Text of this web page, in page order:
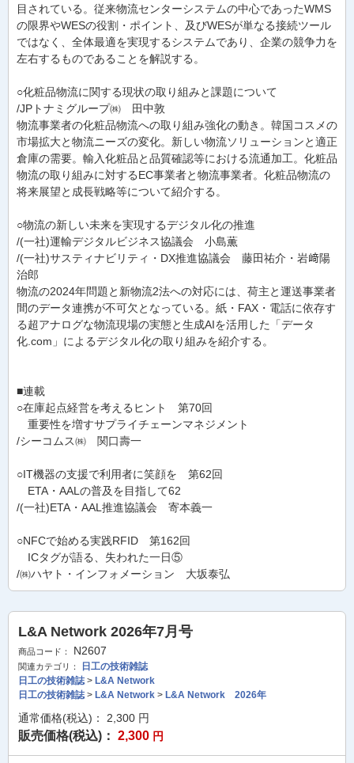
目されている。従来物流センターシステムの中心であったWMS
の限界やWESの役割・ポイント、及びWESが単なる接続ツール
ではなく、全体最適を実現するシステムであり、企業の競争力を
左右するものであることを解説する。
○化粧品物流に関する現状の取り組みと課題について
/JPトナミグループ㈱ 田中敦
物流事業者の化粧品物流への取り組み強化の動き。韓国コスメの
市場拡大と物流ニーズの変化。新しい物流ソリューションと適正
倉庫の需要。輸入化粧品と品質確認等における流通加工。化粧品
物流の取り組みに対するEC事業者と物流事業者。化粧品物流の
将来展望と成長戦略等について紹介する。
○物流の新しい未来を実現するデジタル化の推進
/(一社)運輸デジタルビジネス協議会 小島薫
/(一社)サスティナビリティ・DX推進協議会 藤田祐介・岩﨑陽
治郎
物流の2024年問題と新物流2法への対応には、荷主と運送事業者
間のデータ連携が不可欠となっている。紙・FAX・電話に依存す
る超アナログな物流現場の実態と生成AIを活用した「データ
化.com」によるデジタル化の取り組みを紹介する。
■連載
○在庫起点経営を考えるヒント 第70回
重要性を増すサプライチェーンマネジメント
/シーコムス㈱ 関口壽一
○IT機器の支援で利用者に笑顔を 第62回
ETA・AALの普及を目指して62
/(一社)ETA・AAL推進協議会 寄本義一
○NFCで始める実践RFID 第162回
ICタグが語る、失われた一日⑤
/㈱ハヤト・インフォメーション 大坂泰弘
L&A Network 2026年7月号
商品コード： N2607
関連カテゴリ：
日工の技術雑誌
日工の技術雑誌> L&A Network
日工の技術雑誌> L&A Network > L&A Network 2026年
通常価格(税込)： 2,300 円
販売価格(税込)： 2,300 円